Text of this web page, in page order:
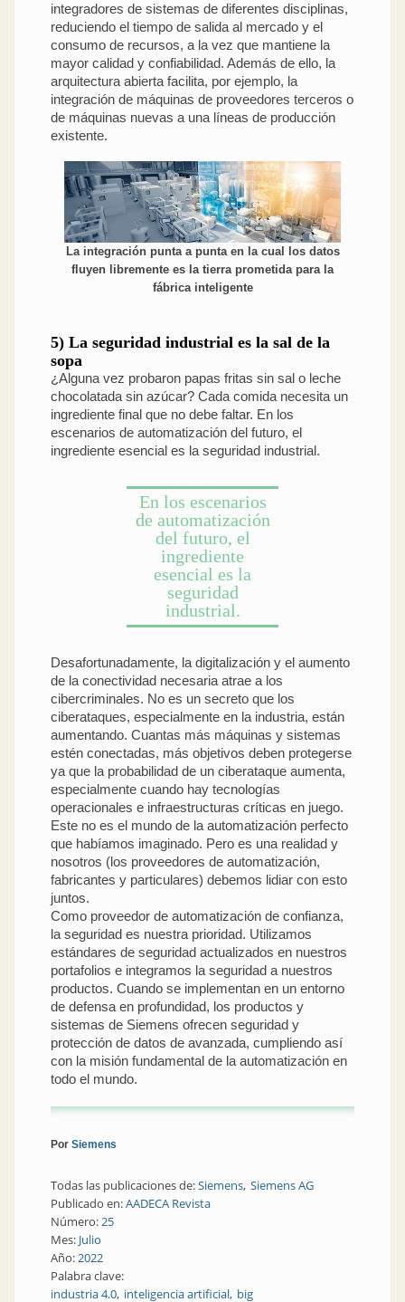
integradores de sistemas de diferentes disciplinas,
reduciendo el tiempo de salida al mercado y el
consumo de recursos, a la vez que mantiene la
mayor calidad y confiabilidad. Además de ello, la
arquitectura abierta facilita, por ejemplo, la
integración de máquinas de proveedores terceros o
de máquinas nuevas a una líneas de producción
existente.
La integración punta a punta en la cual los datos
fluyen libremente es la tierra prometida para la
fábrica inteligente
5) La seguridad industrial es la sal de la
sopa
¿Alguna vez probaron papas fritas sin sal o leche
chocolatada sin azúcar? Cada comida necesita un
ingrediente final que no debe faltar. En los
escenarios de automatización del futuro, el
ingrediente esencial es la seguridad industrial.
En los escenarios
de automatización
del futuro, el
ingrediente
esencial es la
seguridad
industrial.
Desafortunadamente, la digitalización y el aumento
de la conectividad necesaria atrae a los
cibercriminales. No es un secreto que los
ciberataques, especialmente en la industria, están
aumentando. Cuantas más máquinas y sistemas
estén conectadas, más objetivos deben protegerse
ya que la probabilidad de un ciberataque aumenta,
especialmente cuando hay tecnologías
operacionales e infraestructuras críticas en juego.
Este no es el mundo de la automatización perfecto
que habíamos imaginado. Pero es una realidad y
nosotros (los proveedores de automatización,
fabricantes y particulares) debemos lidiar con esto
juntos.
Como proveedor de automatización de confianza,
la seguridad es nuestra prioridad. Utilizamos
estándares de seguridad actualizados en nuestros
portafolios e integramos la seguridad a nuestros
productos. Cuando se implementan en un entorno
de defensa en profundidad, los productos y
sistemas de Siemens ofrecen seguridad y
protección de datos de avanzada, cumpliendo así
con la misión fundamental de la automatización en
todo el mundo.
Por Siemens
Todas las publicaciones de:Siemens Siemens AG
Publicado en:AADECA Revista
Número:25
Mes: Julio
Año:2022
Palabra clave:
industria 4.0 inteligencia artificial big